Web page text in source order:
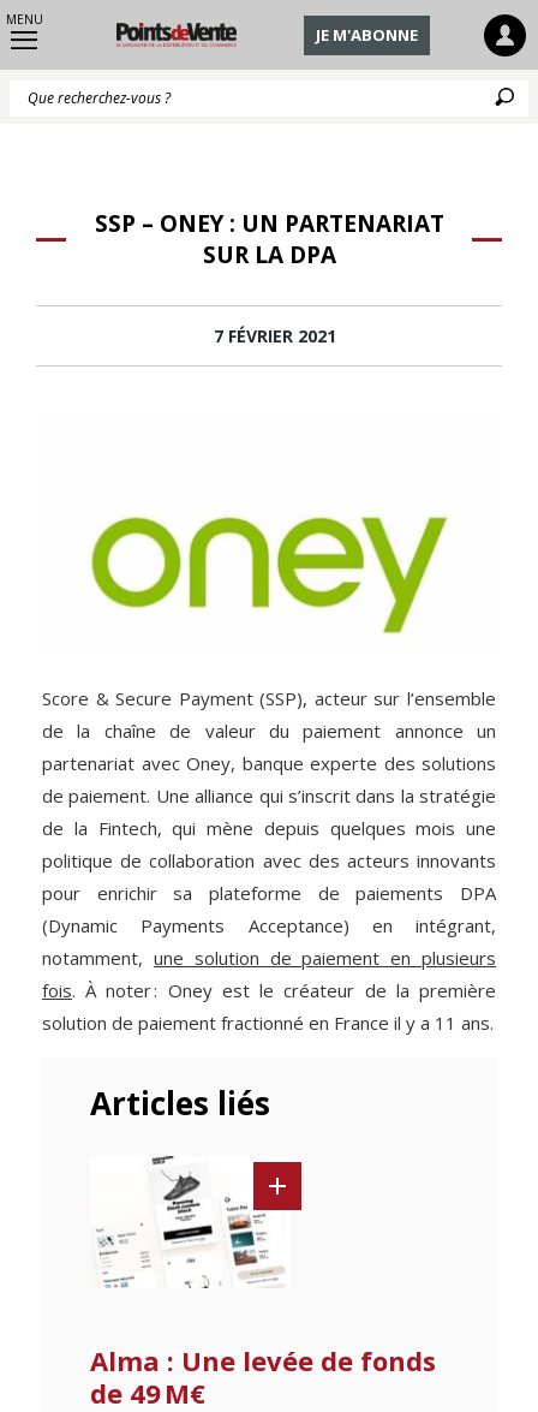
MENU
JE M'ABONNE
SSP – ONEY : UN PARTENARIAT
SUR LA DPA
7 FÉVRIER 2021
Score & Secure Payment (SSP), acteur sur l’ensemble
de la chaîne de valeur du paiement annonce un
partenariat avec Oney, banque experte des solutions
de paiement. Une alliance qui s’inscrit dans la stratégie
de la Fintech, qui mène depuis quelques mois une
politique de collaboration avec des acteurs innovants
pour enrichir sa plateforme de paiements DPA
(Dynamic Payments Acceptance) en intégrant,
notamment, une solution de paiement en plusieurs
fois. À noter : Oney est le créateur de la première
solution de paiement fractionné en France il y a 11 ans.
Articles liés
Alma : Une levée de fonds
de 49 M€